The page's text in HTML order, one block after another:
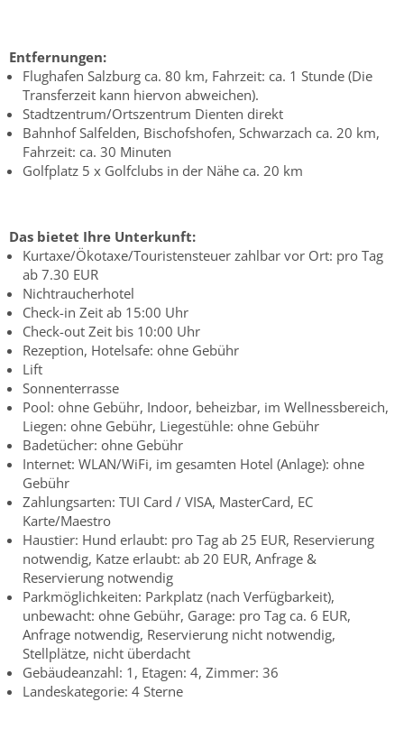
Entfernungen:
Flughafen Salzburg ca. 80 km, Fahrzeit: ca. 1 Stunde (Die
Transferzeit kann hiervon abweichen).
Stadtzentrum/Ortszentrum Dienten direkt
Bahnhof Salfelden, Bischofshofen, Schwarzach ca. 20 km,
Fahrzeit: ca. 30 Minuten
Golfplatz 5 x Golfclubs in der Nähe ca. 20 km
Das bietet Ihre Unterkunft:
Kurtaxe/Ökotaxe/Touristensteuer zahlbar vor Ort: pro Tag
ab 7.30 EUR
Nichtraucherhotel
Check-in Zeit ab 15:00 Uhr
Check-out Zeit bis 10:00 Uhr
Rezeption, Hotelsafe: ohne Gebühr
Lift
Sonnenterrasse
Pool: ohne Gebühr, Indoor, beheizbar, im Wellnessbereich,
Liegen: ohne Gebühr, Liegestühle: ohne Gebühr
Badetücher: ohne Gebühr
Internet: WLAN/WiFi, im gesamten Hotel (Anlage): ohne
Gebühr
Zahlungsarten: TUI Card / VISA, MasterCard, EC
Karte/Maestro
Haustier: Hund erlaubt: pro Tag ab 25 EUR, Reservierung
notwendig, Katze erlaubt: ab 20 EUR, Anfrage &
Reservierung notwendig
Parkmöglichkeiten: Parkplatz (nach Verfügbarkeit),
unbewacht: ohne Gebühr, Garage: pro Tag ca. 6 EUR,
Anfrage notwendig, Reservierung nicht notwendig,
Stellplätze, nicht überdacht
Gebäudeanzahl: 1, Etagen: 4, Zimmer: 36
Landeskategorie: 4 Sterne